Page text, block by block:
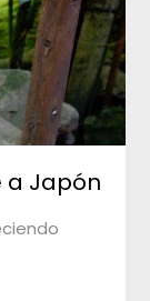
a Japón